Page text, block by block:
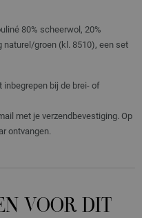
80% scheerwol, 20%
naturel/groen (kl. 8510), een set
inbegrepen bij de brei- of
met je verzendbevestiging. Op
ontvangen.
VOOR DIT